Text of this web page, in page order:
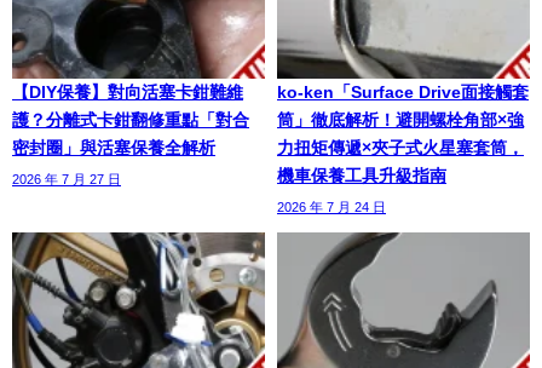
【DIY保養】對向活塞卡鉗難維
護？分離式卡鉗翻修重點「對合
密封圈」與活塞保養全解析
2026 年 7 月 27 日
ko-ken「Surface Drive面接觸套
筒」徹底解析！避開螺栓角部×強
力扭矩傳遞×夾子式火星塞套筒，
機車保養工具升級指南
2026 年 7 月 24 日